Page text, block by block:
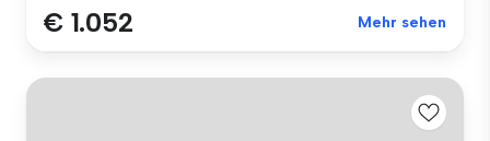
€ 1.052 Mehr sehen